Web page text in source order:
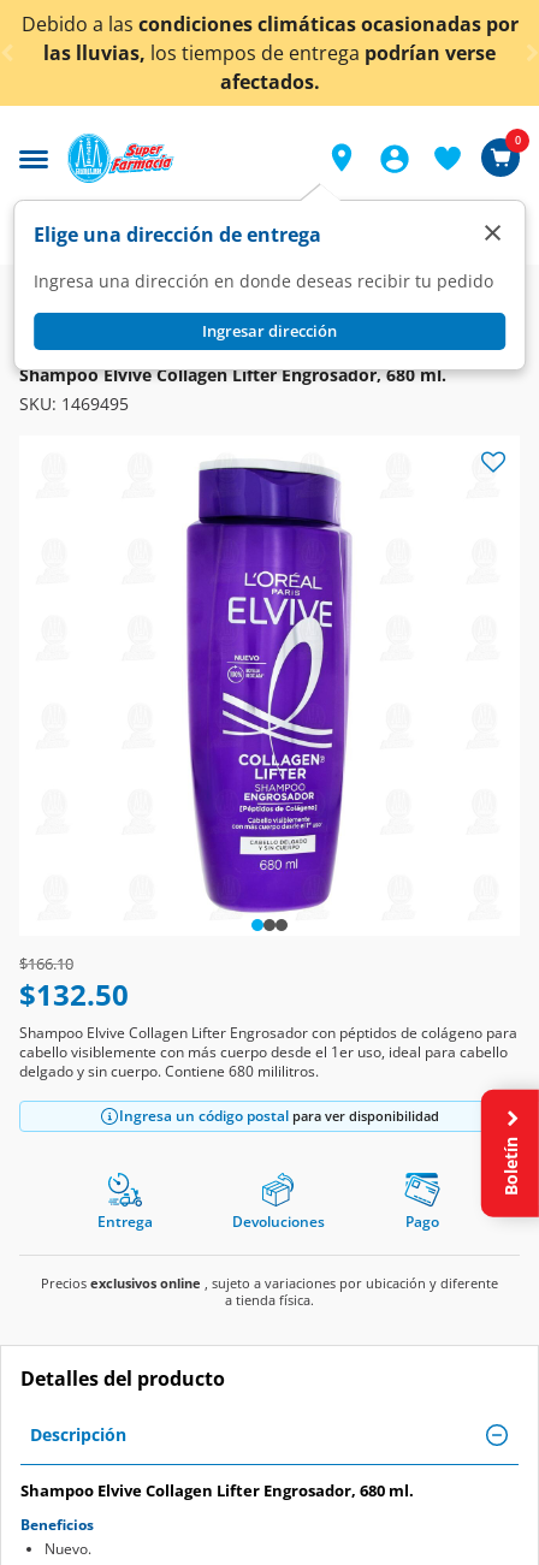
< div class="carousel-inner">
Debido a las condiciones climáticas ocasionadas por
las lluvias, los tiempos de entrega podrían verse
afectados.
Elige una dirección de entrega
Ingresa una dirección en donde deseas recibir tu pedido
Ingresar dirección
×
0
Super Higiene y Belleza
Cuidado del Cabello
Shampoo
ELVIVE
Shampoo Elvive Collagen Lifter Engrosador, 680 ml.
SKU: 1469495
Price reduced from
$166.10to
$132.50
Shampoo Elvive Collagen Lifter Engrosador con péptidos de colágeno para
cabello visiblemente con más cuerpo desde el 1er uso, ideal para cabello
delgado y sin cuerpo. Contiene 680 mililitros.
Ingresa un código postal para ver disponibilidad
Entrega Devoluciones Pago
Precios exclusivos online , sujeto a variaciones por ubicación y diferente
a tienda física.
Detalles del producto
Descripción
Shampoo Elvive Collagen Lifter Engrosador, 680 ml.
Beneficios
Nuevo.
Boletín